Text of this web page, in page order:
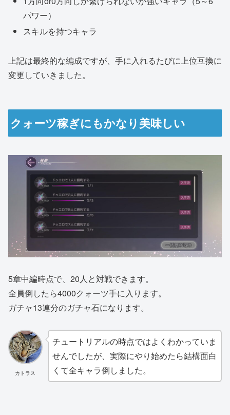
パワー）
スキルを持つキャラ
上記は最終的な編成ですが、手に入れるたびに上位互換に
変更していきました。
クォーツ稼ぎにもかなり美味しい
5章中編時点で、20人と対戦できます。
全員倒したら4000クォーツ手に入ります。
ガチャ13連分のガチャ石になります。
カトラス
チュートリアルの時点ではよくわかっていま
せんでしたが、実際にやり始めたら結構面白
くて全キャラ倒しました。